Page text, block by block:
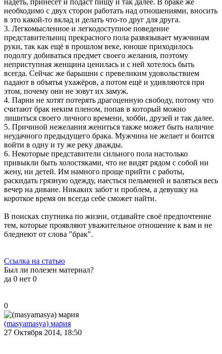
необходимо с двух сторон работать над отношениями, вносить
в это какой-то вклад и делать что-то друг для друга.
3. Легкомысленное и легкодоступное поведение
представительниц прекрасного пола развязывает мужчинам
руки, так как ещё в прошлом веке, юноше приходилось
подолгу добиваться предмет своего желания, поэтому
неприступная женщина ценилась и с ней хотелось быть
всегда. Сейчас же барышни с превеликим удовольствием
падают в объятья ухажёров, а потом ещё и удивляются при
этом, почему они не зовут их замуж.
4. Парни не хотят потерять драгоценную свободу, потому что
считают брак неким пленом, попав в который можно
лишиться своего личного времени, хобби, друзей и так далее.
5. Причиной нежелания жениться также может быть наличие
неудачного предыдущего брака. Мужчина не желает и боится
войти в одну и ту же реку дважды.
6. Некоторые представители сильного пола настолько
привыкли быть холостяками, что не видят рядом с собой ни
жену, ни детей. Им намного проще прийти с работы,
раскидать грязную одежду, наесться пельменей и валяться весь
вечер на диване. Никаких забот и проблем, а девушку на
короткое время он всегда себе сможет найти.
В поисках спутника по жизни, отдавайте своё предпочтение
тем, которые проявляют уважительное отношение к вам и не
бледнеют от слова "брак".
Ссылка на статью
Был ли полезен материал?
да 0 нет 0
0
(masyamasya) мария
27 Октября 2014, 18:50